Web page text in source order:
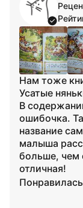
Нам тоже
Усатые
В
ошибочка.
название
малыша
больше, чем
отличная!